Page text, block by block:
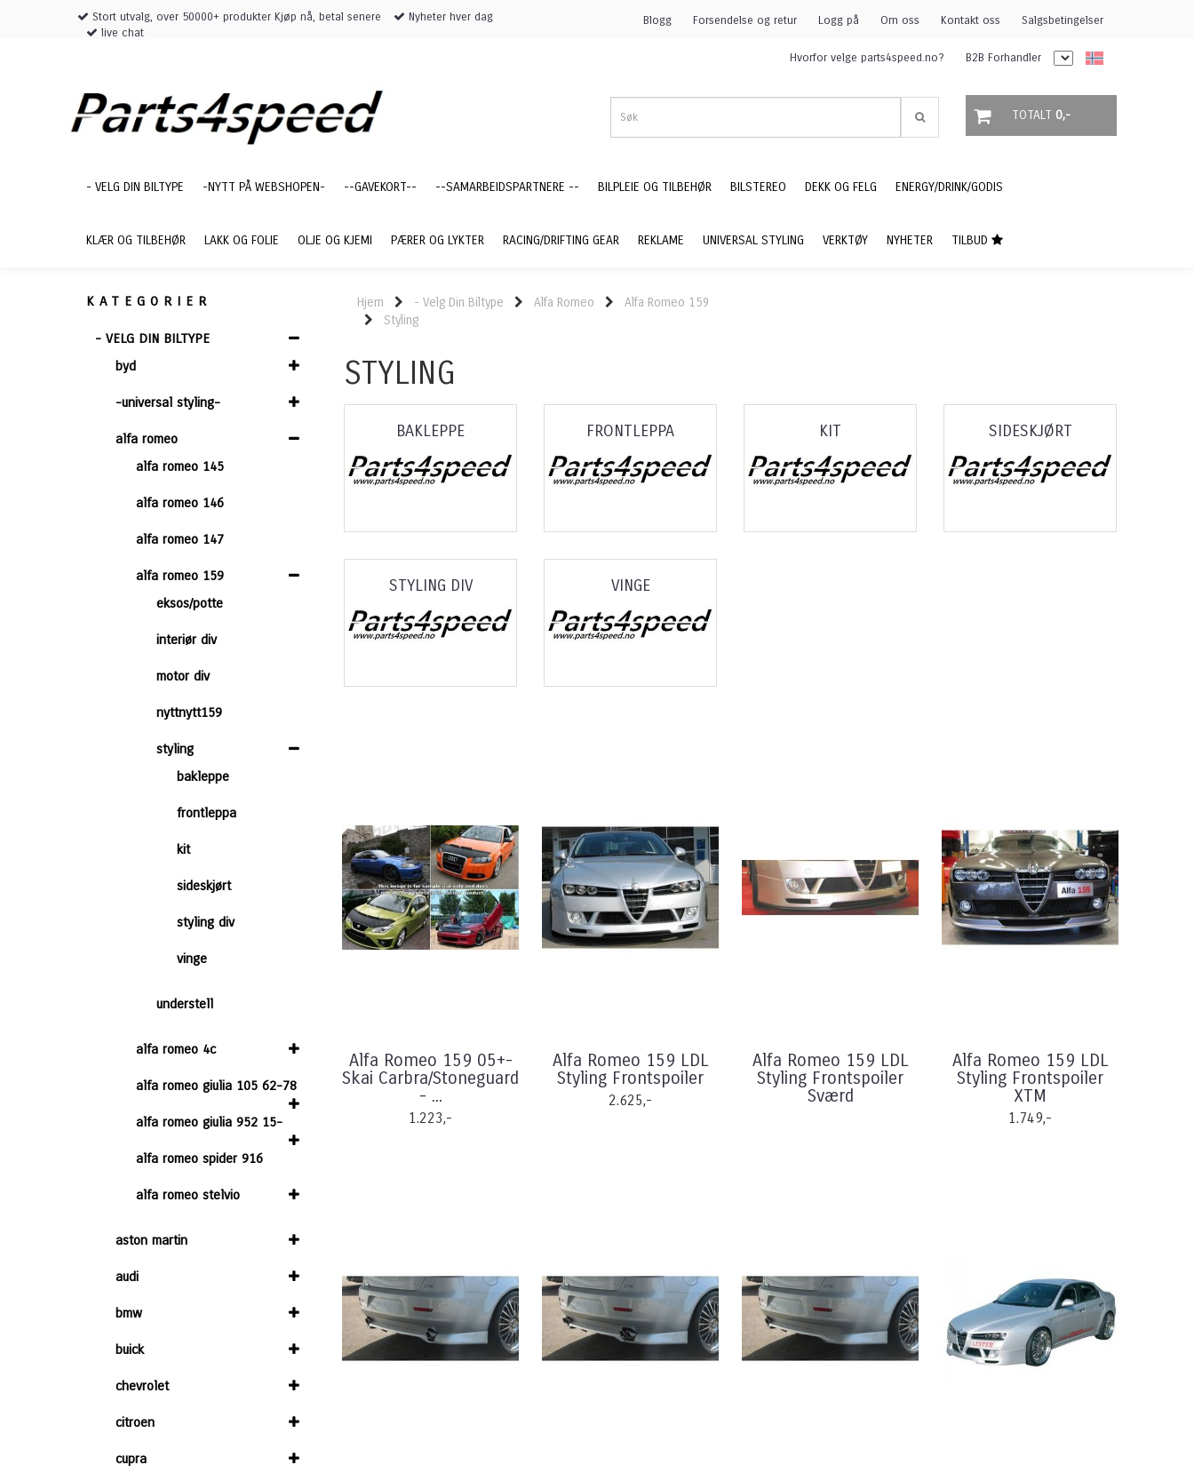
Stort utvalg, over 50000+ produkter Kjøp nå, betal senere
Nyheter hver dag
live chat
Blogg Forsendelse og retur Logg på Om oss Kontakt oss Salgsbetingelser
Hvorfor velge parts4speed.no? B2B Forhandler
TOTALT 0,-
- VELG DIN BILTYPE -NYTT PÅ WEBSHOPEN- --GAVEKORT-- --SAMARBEIDSPARTNERE -- BILPLEIE OG TILBEHØR BILSTEREO DEKK OG FELG ENERGY/DRINK/GODIS
KLÆR OG TILBEHØR LAKK OG FOLIE OLJE OG KJEMI PÆRER OG LYKTER RACING/DRIFTING GEAR REKLAME UNIVERSAL STYLING VERKTØY NYHETER TILBUD
KATEGORIER
- VELG DIN BILTYPE
byd
-universal styling-
alfa romeo
alfa romeo 145
alfa romeo 146
alfa romeo 147
alfa romeo 159
eksos/potte
interiør div
motor div
nyttnytt159
styling
bakleppe
frontleppa
kit
sideskjørt
styling div
vinge
understell
alfa romeo 4c
alfa romeo giulia 105 62-78
alfa romeo giulia 952 15-
alfa romeo spider 916
alfa romeo stelvio
aston martin
audi
bmw
buick
chevrolet
citroen
cupra
Hjem - Velg Din Biltype Alfa Romeo
Alfa Romeo 159
Styling
STYLING
BAKLEPPE FRONTLEPPA KIT SIDESKJØRT
STYLING DIV VINGE
Alfa Romeo 159 05+-
Skai Carbra/Stoneguard
- ...
1.223,-
Alfa Romeo 159 LDL
Styling Frontspoiler
2.625,-
Alfa Romeo 159 LDL
Styling Frontspoiler
Sværd
Alfa Romeo 159 LDL
Styling Frontspoiler
XTM
1.749,-